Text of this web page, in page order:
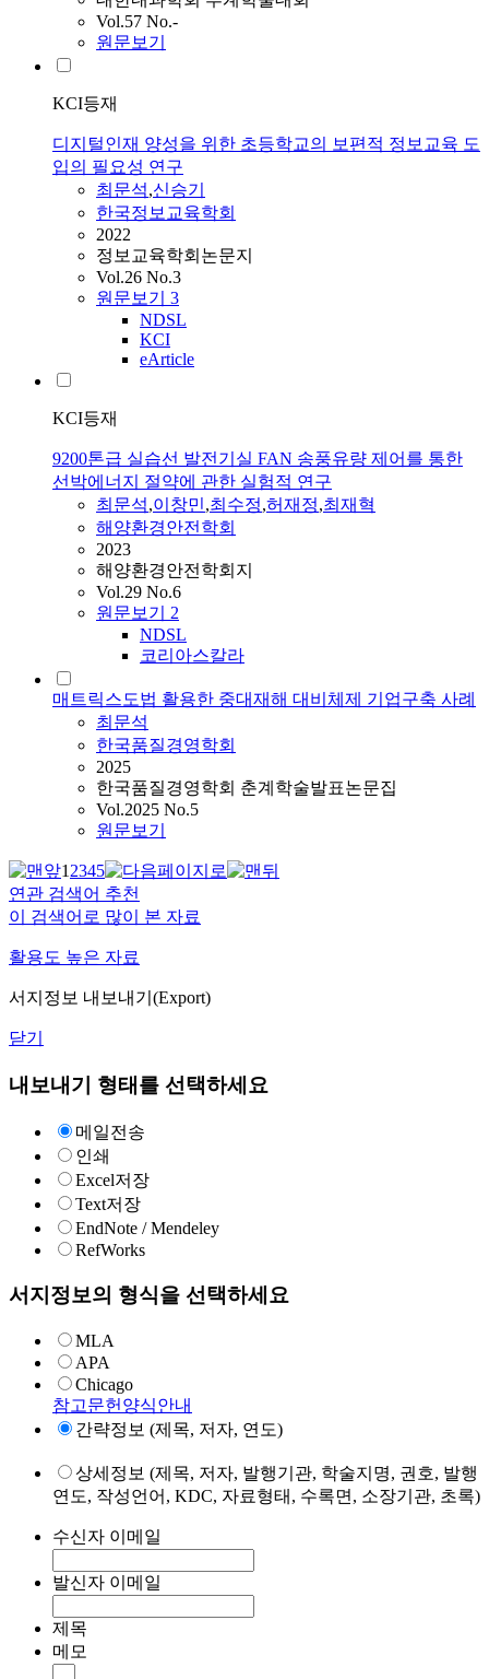
Vol.57 No.-
원문보기
KCI등재
디지털인재 양성을 위한 초등학교의 보편적 정보교육 도
입의 필요성 연구
최문석,신승기
한국정보교육학회
2022
정보교육학회논문지
Vol.26 No.3
원문보기 3
NDSL
KCI
eArticle
KCI등재
9200톤급 실습선 발전기실 FAN 송풍유량 제어를 통한
선박에너지 절약에 관한 실험적 연구
최문석,이창민,최수정,허재정,최재혁
해양환경안전학회
2023
해양환경안전학회지
Vol.29 No.6
원문보기 2
NDSL
코리아스칼라
매트릭스도법 활용한 중대재해 대비체제 기업구축 사례
최문석
한국품질경영학회
2025
한국품질경영학회 춘계학술발표논문집
Vol.2025 No.5
원문보기
12345
연관 검색어 추천
이 검색어로 많이 본 자료
활용도 높은 자료
서지정보 내보내기(Export)
닫기
내보내기 형태를 선택하세요
메일전송
인쇄
Excel저장
Text저장
EndNote / Mendeley
RefWorks
서지정보의 형식을 선택하세요
MLA
APA
Chicago
참고문헌양식안내
간략정보 (제목, 저자, 연도)
상세정보 (제목, 저자, 발행기관, 학술지명, 권호, 발행
연도, 작성언어, KDC, 자료형태, 수록면, 소장기관, 초록)
수신자 이메일
발신자 이메일
제목
메모